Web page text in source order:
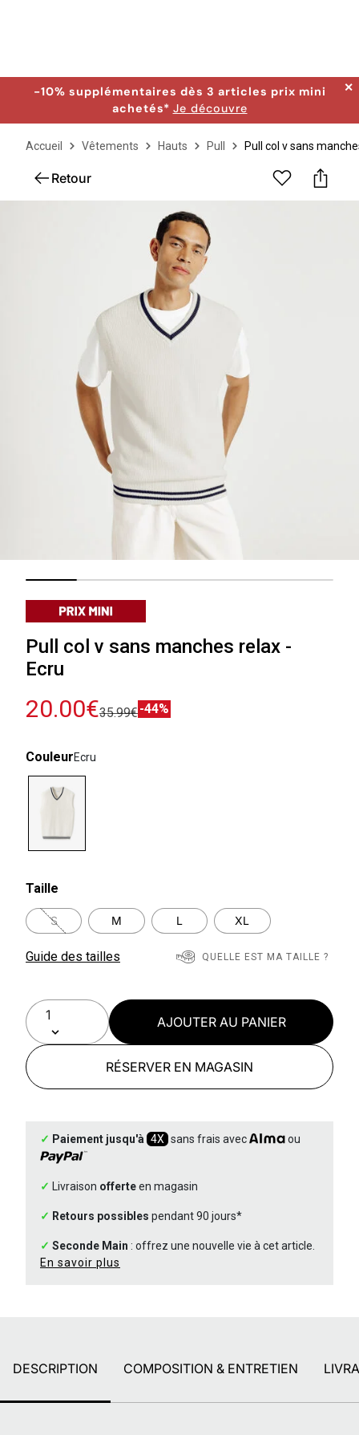
-10% supplémentaires dès 3 articles prix mini
achetés* Je découvre
✕
Accueil Vêtements Hauts Pull Pull col v sans
Retour
Pull col v sans manches relax -
Ecru
20.00€35.99€-44%
CouleurEcru
Taille
S M L XL
Guide des tailles QUELLE EST MA TAILLE ?
AJOUTER AU PANIER
RÉSERVER EN MAGASIN
✓ Paiement jusqu'à 4X sans frais avec ou
✓ Livraison offerteen magasin
✓ Retours possibles pendant 90 jours*
✓ Seconde Main : offrez une nouvelle vie à cet article.
En savoir plus
DESCRIPTION COMPOSITION & ENTRETIEN